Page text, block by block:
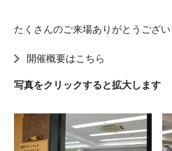
たくさんのご来場ありがとうござい
開催概要はこちら
写真をクリックすると拡大します